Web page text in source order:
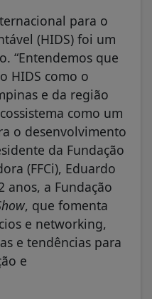
para o
(HIDS) foi um
“Entendemos que
HIDS como o
e da região
como um
o desenvolvimento
da Fundação
(FFCi), Eduardo
anos, a Fundação
, que fomenta
e networking,
e tendências para
e